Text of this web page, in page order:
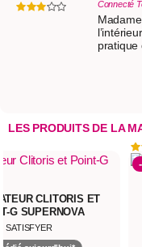
Connecté
pratique
LES PRODUITS DE LA
SATISFYER